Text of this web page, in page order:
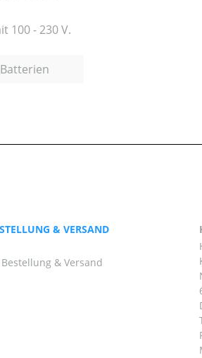
100 - 230 V.
& VERSAND
Bestellung & Versand